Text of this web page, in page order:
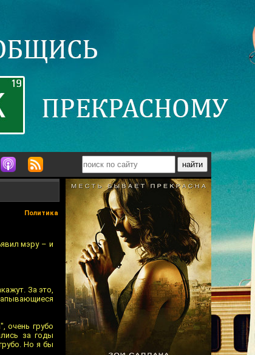
Политика
мэру – и
За это,
очень грубо
за годы
Но я бы